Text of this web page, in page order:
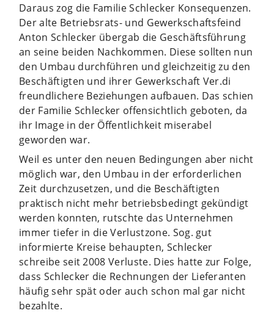
Daraus zog die Familie Schlecker Konsequenzen.
Der alte Betriebsrats- und Gewerkschaftsfeind
Anton Schlecker übergab die Geschäftsführung
an seine beiden Nachkommen. Diese sollten nun
den Umbau durchführen und gleichzeitig zu den
Beschäftigten und ihrer Gewerkschaft Ver.di
freundlichere Beziehungen aufbauen. Das schien
der Familie Schlecker offensichtlich geboten, da
ihr Image in der Öffentlichkeit miserabel
geworden war.
Weil es unter den neuen Bedingungen aber nicht
möglich war, den Umbau in der erforderlichen
Zeit durchzusetzen, und die Beschäftigten
praktisch nicht mehr betriebsbedingt gekündigt
werden konnten, rutschte das Unternehmen
immer tiefer in die Verlustzone. Sog. gut
informierte Kreise behaupten, Schlecker
schreibe seit 2008 Verluste. Dies hatte zur Folge,
dass Schlecker die Rechnungen der Lieferanten
häufig sehr spät oder auch schon mal gar nicht
bezahlte.